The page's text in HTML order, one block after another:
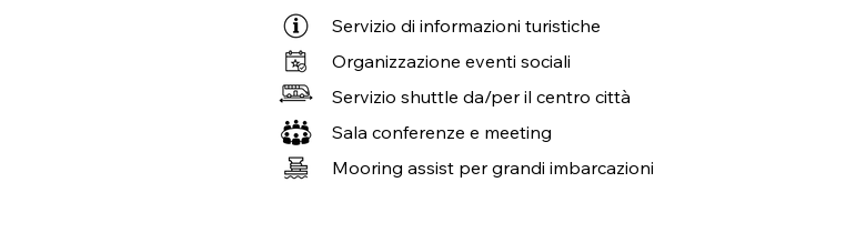
Servizio di informazioni turistiche
Organizzazione eventi sociali
Servizio shuttle da/per il centro città
Sala conferenze e meeting
Mooring assist per grandi imbarcazioni